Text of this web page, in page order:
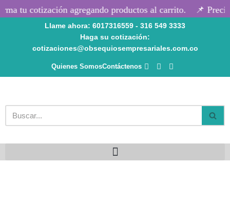
contenido
tu cotización agregando productos al carrito. 📌
Llame ahora: 6017316559 - 316 549 3333
Haga su cotización:
cotizaciones@obsequiosempresariales.com.co
Quienes SomosContáctenos